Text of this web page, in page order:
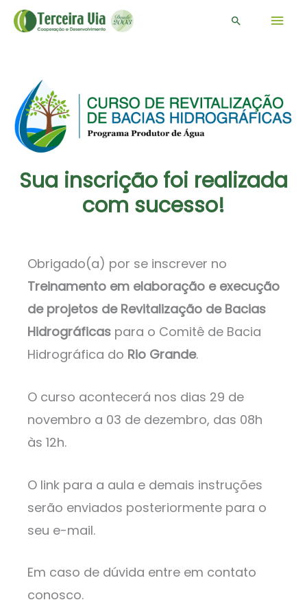
Pesquisar
Sua inscrição foi realizada
com sucesso!
Obrigado(a) por se inscrever no
Treinamento em elaboração e execução
de projetos de Revitalização de Bacias
Hidrográficas para o Comitê de Bacia
Hidrográfica do Rio Grande.
O curso acontecerá nos dias 29 de
novembro a 03 de dezembro, das 08h
às 12h.
O link para a aula e demais instruções
serão enviados posteriormente para o
seu e-mail.
Em caso de dúvida entre em contato
conosco.